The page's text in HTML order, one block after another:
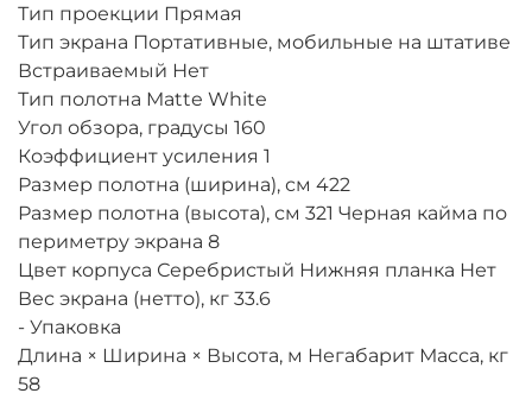
Тип проекции Прямая
Тип экрана Портативные, мобильные на штативе
Встраиваемый Нет
Тип полотна Matte White
Угол обзора, градусы 160
Коэффициент усиления 1
Размер полотна (ширина), см 422
Размер полотна (высота), см 321 Черная кайма по
периметру экрана 8
Цвет корпуса Серебристый Нижняя планка Нет
Вес экрана (нетто), кг 33.6
- Упаковка
Длина × Ширина × Высота, м Негабарит Масса, кг
58